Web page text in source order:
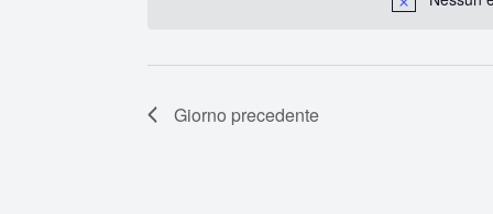
Giorno precedente